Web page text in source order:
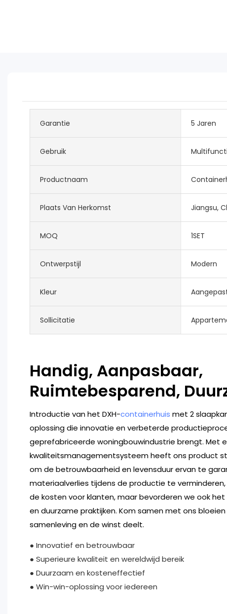
Garantie 5 Jaren
Gebruik
Productnaam
Plaats Van Herkomst Jiangsu,
MOQ 1SET
Ontwerpstijl Modern
Kleur
Sollicitatie
Handig, Aanpasbaar,
Ruimtebesparend,
Introductie van het DXH-containerhuis met 2
oplossing die innovatie en verbeterde
geprefabriceerde woningbouwindustrie brengt. Met
kwaliteitsmanagementsysteem heeft ons product
om de betrouwbaarheid en levensduur ervan te
materiaalverlies tijdens de productie te
de kosten voor klanten, maar bevorderen we ook
en duurzame praktijken. Kom samen met ons
samenleving en de winst deelt.
● Innovatief en betrouwbaar
● Superieure kwaliteit en wereldwijd bereik
● Duurzaam en kosteneffectief
● Win-win-oplossing voor iedereen